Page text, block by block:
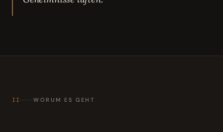
II WORUM ES GEHT